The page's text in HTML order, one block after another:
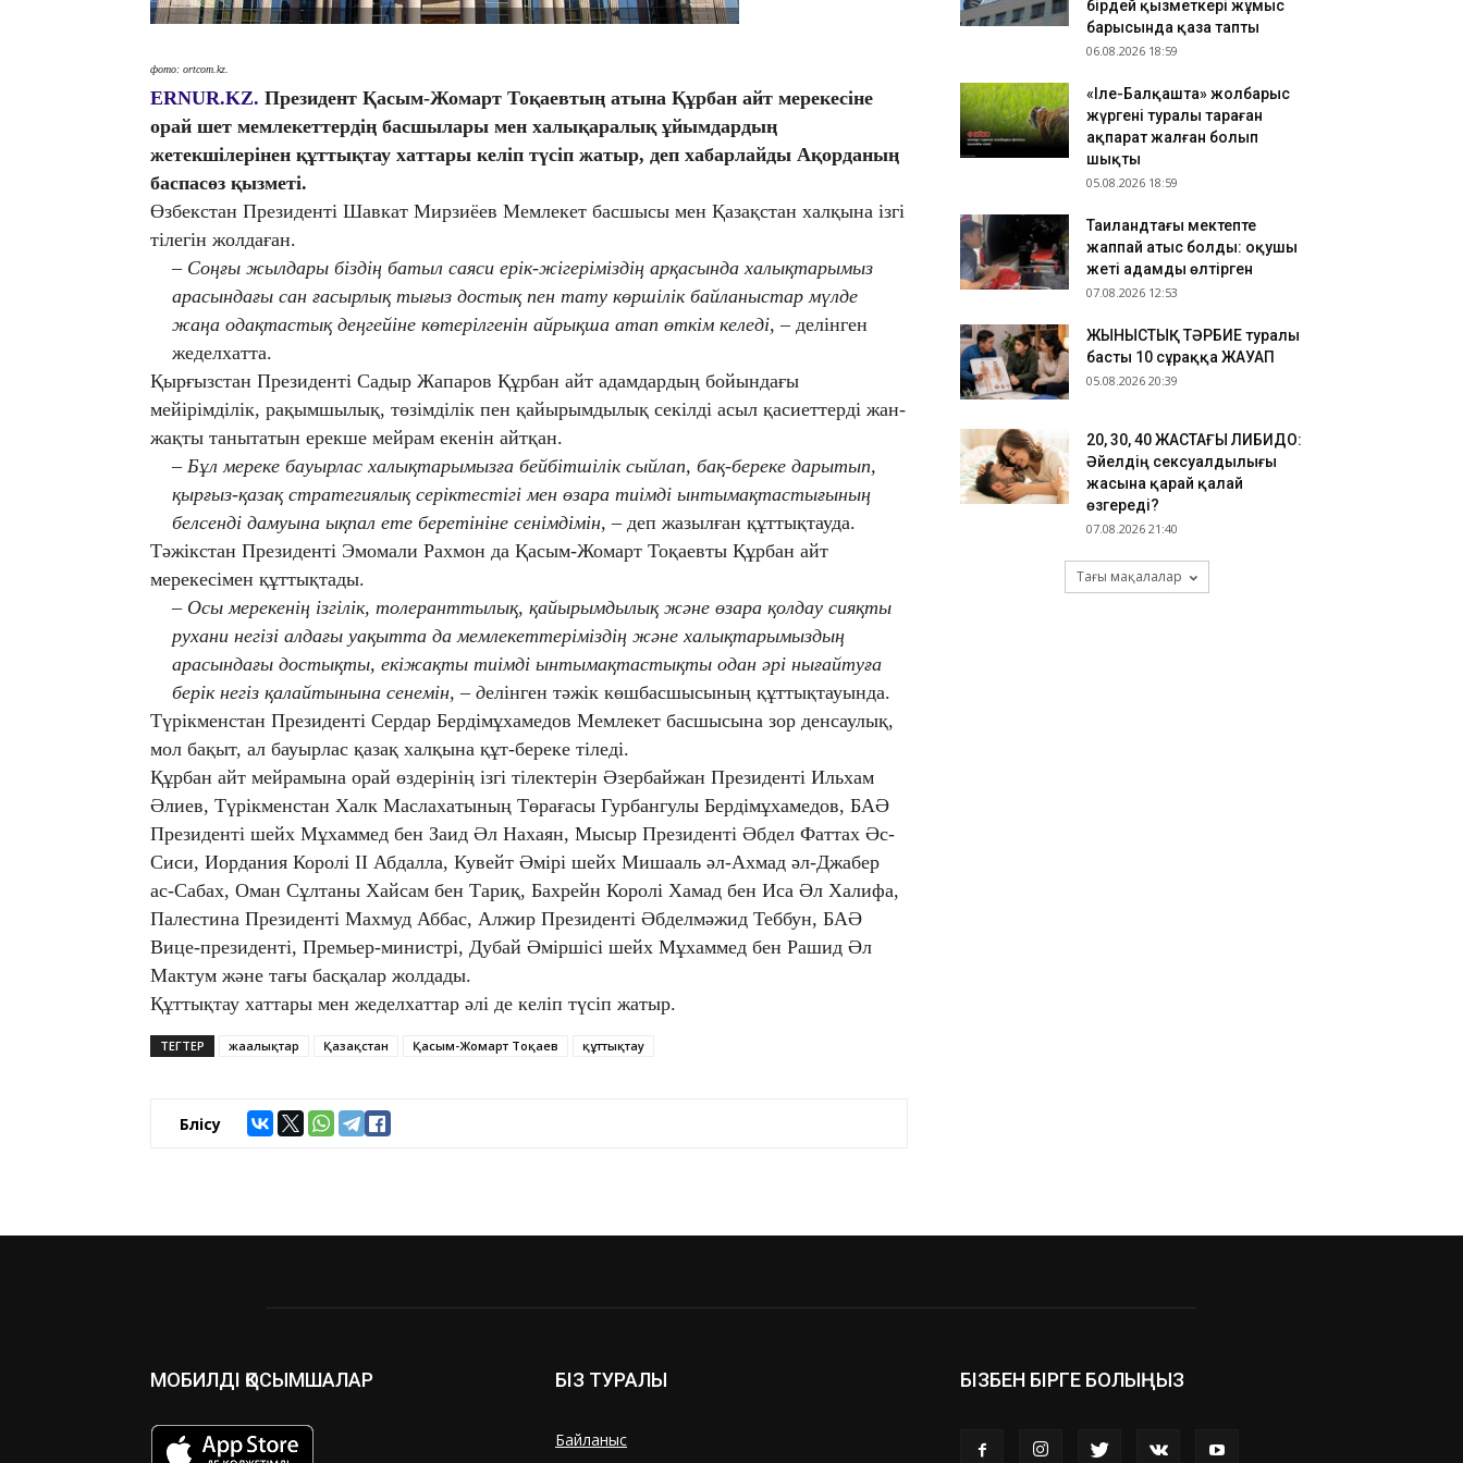
фото: ortcom.kz.
ERNUR.KZ. Президент Қасым-Жомарт Тоқаевтың атына Құрбан айт мерекесіне
орай шет мемлекеттердің басшылары мен халықаралық ұйымдардың
жетекшілерінен құттықтау хаттары келіп түсіп жатыр, деп хабарлайды Ақорданың
баспасөз қызметі.
Өзбекстан Президенті Шавкат Мирзиёев Мемлекет басшысы мен Қазақстан халқына ізгі
тілегін жолдаған.
– Соңғы жылдары біздің батыл саяси ерік-жігеріміздің арқасында халықтарымыз
арасындағы сан ғасырлық тығыз достық пен тату көршілік байланыстар мүлде
жаңа одақтастық деңгейіне көтерілгенін айрықша атап өткім келеді,– делінген
жеделхатта.
Қырғызстан Президенті Садыр Жапаров Құрбан айт адамдардың бойындағы
мейірімділік, рақымшылық, төзімділік пен қайырымдылық секілді асыл қасиеттерді жан-
жақты танытатын ерекше мейрам екенін айтқан.
– Бұл мереке бауырлас халықтарымызға бейбітшілік сыйлап, бақ-береке дарытып,
қырғыз-қазақ стратегиялық серіктестігі мен өзара тиімді ынтымақтастығының
белсенді дамуына ықпал ете беретініне сенімдімін,– деп жазылған құттықтауда.
Тәжікстан Президенті Эмомали Рахмон да Қасым-Жомарт Тоқаевты Құрбан айт
мерекесімен құттықтады.
– Осы мерекенің ізгілік, толеранттылық, қайырымдылық және өзара қолдау сияқты
рухани негізі алдағы уақытта да мемлекеттеріміздің және халықтарымыздың
арасындағы достықты, екіжақты тиімді ынтымақтастықты одан әрі нығайтуға
берік негіз қалайтынына сенемін, – делінген тәжік көшбасшысының құттықтауында.
Түрікменстан Президенті Сердар Бердімұхамедов Мемлекет басшысына зор денсаулық,
мол бақыт, ал бауырлас қазақ халқына құт-береке тіледі.
Құрбан айт мейрамына орай өздерінің ізгі тілектерін Әзербайжан Президенті Ильхам
Әлиев, Түрікменстан Халк Маслахатының Төрағасы Гурбангулы Бердімұхамедов, БАӘ
Президенті шейх Мұхаммед бен Заид Әл Нахаян, Мысыр Президенті Әбдел Фаттах Әс-
Сиси, Иордания Королі II Абдалла, Кувейт Әмірі шейх Мишааль әл-Ахмад әл-Джабер
ас-Сабах, Оман Сұлтаны Хайсам бен Тариқ, Бахрейн Королі Хамад бен Иса Әл Халифа,
Палестина Президенті Махмуд Аббас, Алжир Президенті Әбделмәжид Теббун, БАӘ
Вице-президенті, Премьер-министрі, Дубай Әміршісі шейх Мұхаммед бен Рашид Әл
Мактум және тағы басқалар жолдады.
Құттықтау хаттары мен жеделхаттар әлі де келіп түсіп жатыр.
ТЕГТЕР жаңалықтар Қазақстан Қасым-Жомарт Тоқаев құттықтау
Бөлісу
08.08.2026 09:22
Ер адам 1 миллион еуро ұтқан лотерея билетін
07.08.2026 21:40
​20, 30, 40 ЖАСТАҒЫ ЛИБИДО: Әйелдің
сексуалдылығы жасына қарай қалай өзгереді?
бірдей қызметкері жұмыс
барысында қаза тапты
06.08.2026 18:59
«Іле-Балқашта» жолбарыс
жүргені туралы тараған
ақпарат жалған болып
шықты
05.08.2026 18:59
Таиландтағы мектепте
жаппай атыс болды: оқушы
жеті адамды өлтірген
07.08.2026 12:53
ЖЫНЫСТЫҚ ТӘРБИЕ туралы
басты 10 сұраққа ЖАУАП
05.08.2026 20:39
​20, 30, 40 ЖАСТАҒЫ ЛИБИДО:
Әйелдің сексуалдылығы
жасына қарай қалай
өзгереді?
07.08.2026 21:40
Тағы мақалалар
МОБИЛДІ ҚОСЫМШАЛАР БІЗ ТУРАЛЫ
Байланыс
БІЗБЕН БІРГЕ БОЛЫҢЫЗ